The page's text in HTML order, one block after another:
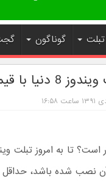
تبلت گوناگون
قیمت تبلت‌های ویندوز 8 چقدر است؟ تا